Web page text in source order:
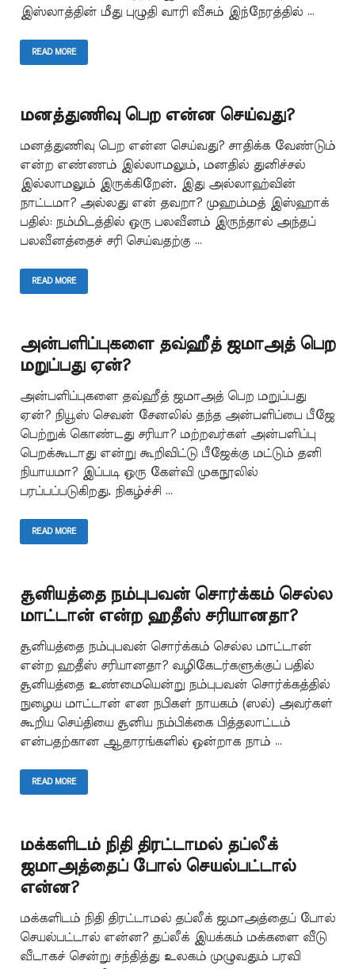
இஸ்லாத்தின் மீது புழுதி வாரி வீசும் இந்நேரத்தில் …
READ MORE
மனத்துணிவு பெற என்ன செய்வது?
மனத்துணிவு பெற என்ன செய்வது? சாதிக்க வேண்டும்
என்ற எண்ணம் இல்லாமலும், மனதில் துனிச்சல்
இல்லாமலும் இருக்கிறேன். இது அல்லாஹ்வின்
நாட்டமா? அல்லது என் தவறா? முஹம்மத் இஸ்ஹாக்
பதில்: நம்மிடத்தில் ஒரு பலவீனம் இருந்தால் அந்தப்
பலவீனத்தைச் சரி செய்வதற்கு …
READ MORE
அன்பளிப்புகளை தவ்ஹீத் ஜமாஅத் பெற
மறுப்பது ஏன்?
அன்பளிப்புகளை தவ்ஹீத் ஜமாஅத் பெற மறுப்பது
ஏன்? நியூஸ் செவன் சேனலில் தந்த அன்பளிப்பை பீஜே
பெற்றுக் கொண்டது சரியா? மற்றவர்கள் அன்பளிப்பு
பெறக்கூடாது என்று கூறிவிட்டு பீஜேக்கு மட்டும் தனி
நியாயமா? இப்படி ஒரு கேள்வி முகநூலில்
பரப்பப்படுகிறது. நிகழ்ச்சி …
READ MORE
சூனியத்தை நம்புபவன் சொர்க்கம் செல்ல
மாட்டான் என்ற ஹதீஸ் சரியானதா?
சூனியத்தை நம்புபவன் சொர்க்கம் செல்ல மாட்டான்
என்ற ஹதீஸ் சரியானதா? வழிகேடர்களுக்குப் பதில்
சூனியத்தை உண்மையென்று நம்புபவன் சொர்க்கத்தில்
நுழைய மாட்டான் என நபிகள் நாயகம் (ஸல்) அவர்கள்
கூறிய செய்தியை சூனிய நம்பிக்கை பித்தலாட்டம்
என்பதற்கான ஆதாரங்களில் ஒன்றாக நாம் …
READ MORE
மக்களிடம் நிதி திரட்டாமல் தப்லீக்
ஜமாஅத்தைப் போல் செயல்பட்டால்
என்ன?
மக்களிடம் நிதி திரட்டாமல் தப்லீக் ஜமாஅத்தைப் போல்
செயல்பட்டால் என்ன? தப்லீக் இயக்கம் மக்களை வீடு
வீடாகச் சென்று சந்தித்து உலகம் முழுவதும் பரவி